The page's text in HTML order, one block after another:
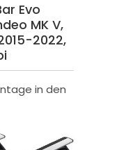
Evo
MK V,
2022,
in den